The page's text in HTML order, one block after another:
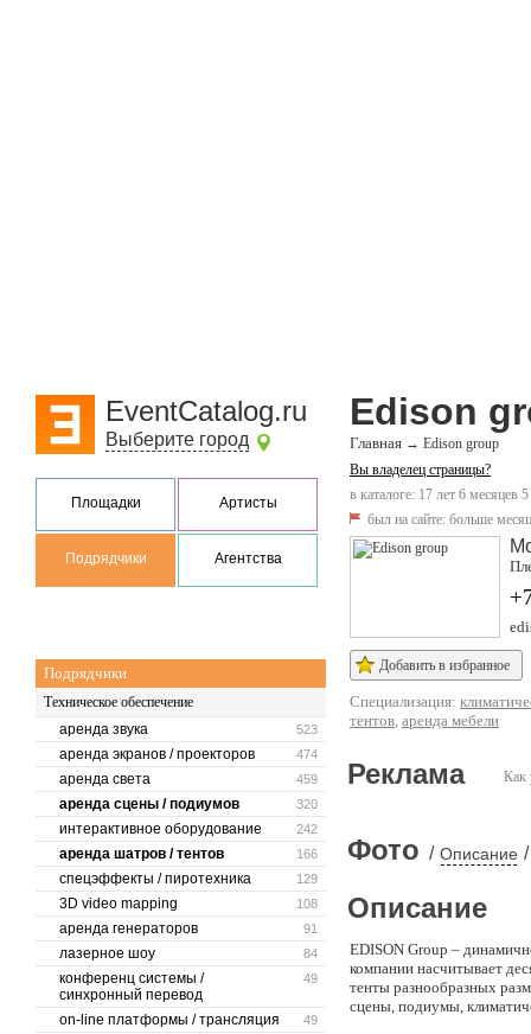
EventCatalog.ru
Выберите город
Площадки Артисты
Подрядчики Агентства
Подрядчики
Техническое обеспечение
523
аренда звука
474
аренда экранов / проекторов
459
аренда света
320
аренда сцены / подиумов
242
интерактивное оборудование
166
аренда шатров / тентов
129
спецэффекты / пиротехника
108
3D video mapping
91
аренда генераторов
84
лазерное шоу
49
конференц системы /
синхронный перевод
49
on-line платформы / трансляция
Edison
Главная → Edison group
Вы владелец страницы?
в каталоге: 17 лет 6 месяцев
был на сайте: больше
Добавить в избранное
Специализация:
тентов, аренда мебели
Как
Реклама
Фото / Описание /
Описание
EDISON Group –
компании насчитывает
тенты разнообразных
сцены, подиумы,